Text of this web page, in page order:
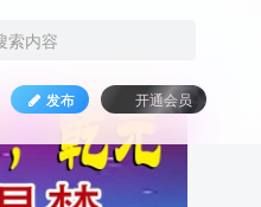
发布 开通会员